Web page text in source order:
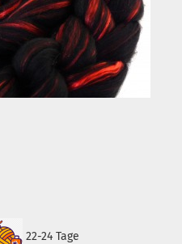
22-24 Tage